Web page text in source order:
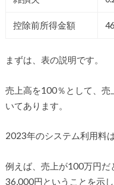
控除前所得金額
まずは、表の説明です。
売上高を100％として、売
いてあります。
2023年のシステム利用料
例えば、売上が100万円だ
36,000円ということを示し